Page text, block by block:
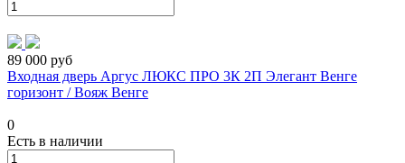
89 000 руб
Входная дверь Аргус ЛЮКС ПРО 3К 2П Элегант Венге
горизонт / Вояж Венге
0
Есть в наличии